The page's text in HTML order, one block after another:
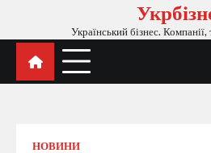
вмісту
Український бізнес. Компанії,
НОВИНИ